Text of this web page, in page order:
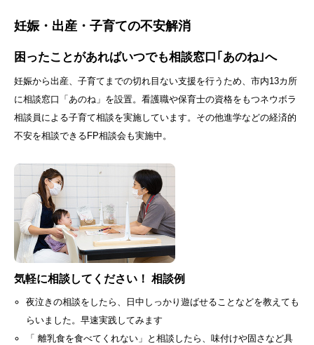
妊娠・出産・子育ての不安解消
困ったことがあればいつでも相談窓口｢あのね｣へ
妊娠から出産、子育てまでの切れ目ない支援を行うため、市内13カ所
に相談窓口「あのね」を設置。看護職や保育士の資格をもつネウボラ
相談員による子育て相談を実施しています。その他進学などの経済的
不安を相談できるFP相談会も実施中。
気軽に相談してください！ 相談例
夜泣きの相談をしたら、日中しっかり遊ばせることなどを教えても
らいました。早速実践してみます
「 離乳食を食べてくれない」と相談したら、味付けや固さなど具